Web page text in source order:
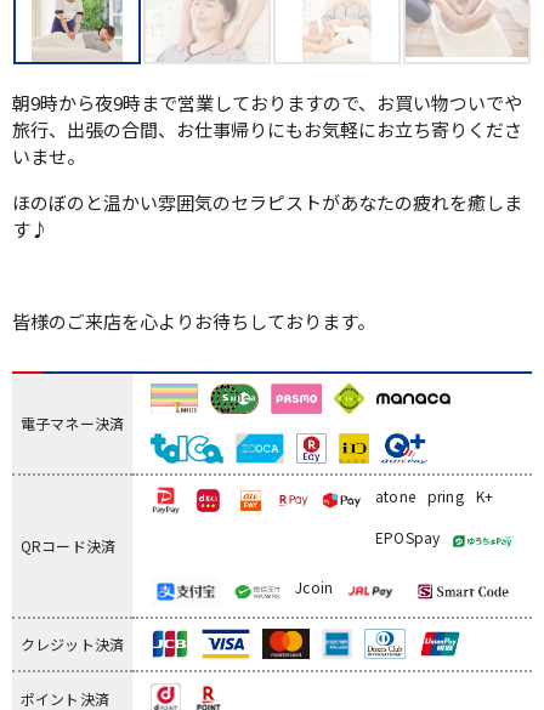
朝9時から夜9時まで営業しておりますので、お買い物ついでや
旅行、出張の合間、お仕事帰りにもお気軽にお立ち寄りくださ
いませ。
ほのぼのと温かい雰囲気のセラピストがあなたの疲れを癒しま
す♪
皆様のご来店を心よりお待ちしております。
電子マネー決済
QRコード決済
atone pring
K+
EPOSpay
Jcoin
クレジット決済
ポイント決済